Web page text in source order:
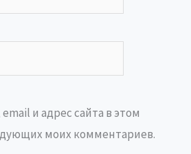
и адрес сайта в этом
моих комментариев.